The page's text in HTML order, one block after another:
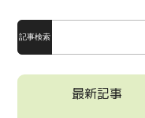
記事検索
最新記事